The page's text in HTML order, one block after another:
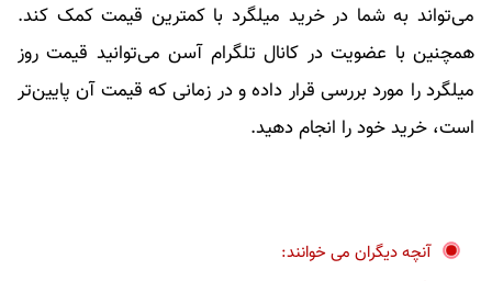
می‌تواند به شما در خرید میلگرد با کمترین قیمت کمک کند.
همچنین با عضو‌یت در کانال تلگرام آسن می‌توانید قیمت روز
میلگرد را مورد بررسی قرار داده و در زمانی که قیمت آن پایین‌تر
است، خرید خود را انجام دهید.
آنچه دیگران می خوانند: